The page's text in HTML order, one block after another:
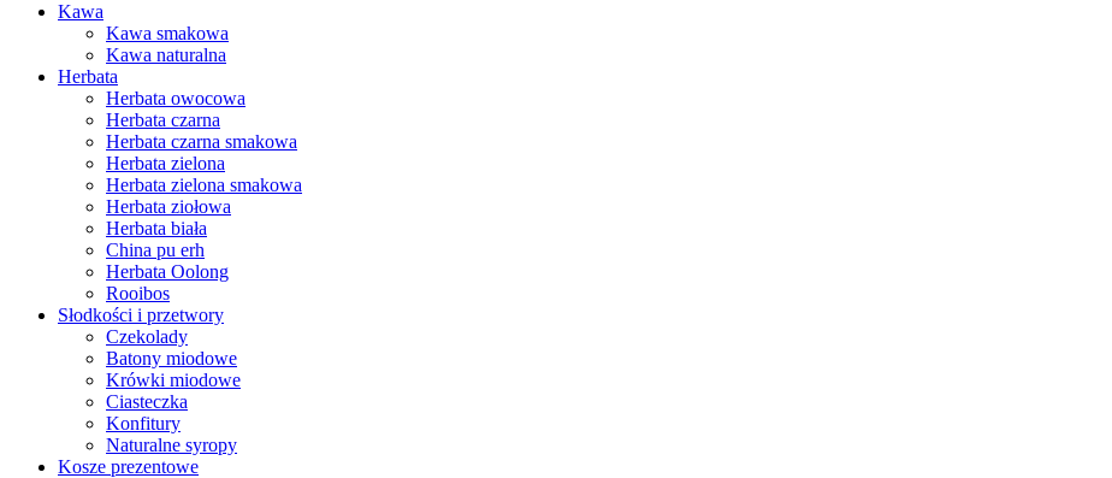
Kawa
Kawa smakowa
Kawa naturalna
Herbata
Herbata owocowa
Herbata czarna
Herbata czarna smakowa
Herbata zielona
Herbata zielona smakowa
Herbata ziołowa
Herbata biała
China pu erh
Herbata Oolong
Rooibos
Słodkości i przetwory
Czekolady
Batony miodowe
Krówki miodowe
Ciasteczka
Konfitury
Naturalne syropy
Kosze prezentowe